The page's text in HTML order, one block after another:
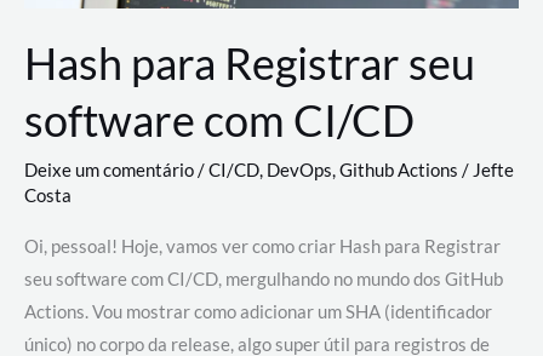
Hash para Registrar seu
software com CI/CD
Deixe um comentário/CI/CD, DevOps,Github Actions /Jefte
Costa
Oi, pessoal! Hoje, vamos ver como criar Hash para Registrar
seu software com CI/CD, mergulhando no mundo dos GitHub
Actions. Vou mostrar como adicionar um SHA (identificador
único) no corpo da release, algo super útil para registros de